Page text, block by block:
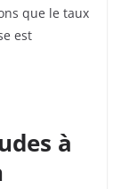
que le taux
est
à